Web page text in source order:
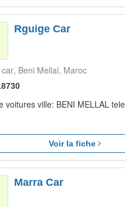
Rguige Car
Beni Mellal Maroc
voitures ville: BENI MELLAL
Voir la fiche
Marra Car